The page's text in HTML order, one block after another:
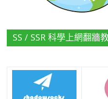
SS / SSR 科學上網翻牆